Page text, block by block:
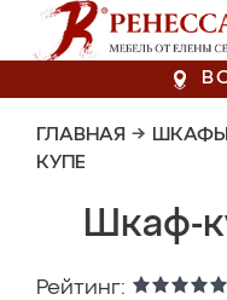
ГЛАВНАЯ →
КУПЕ
Шкаф-
Рейтинг: